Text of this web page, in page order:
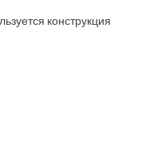
конструкция